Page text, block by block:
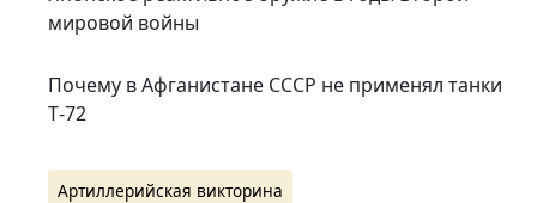
мировой войны
Почему в Афганистане СССР не применял танки
Т‑72
Артиллерийская викторина